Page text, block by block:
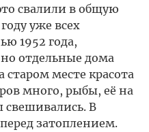
свалили в общую
уже всех
1952 года,
отдельные дома
старом месте красота
много, рыбы, её на
свешивались. В
затоплением.